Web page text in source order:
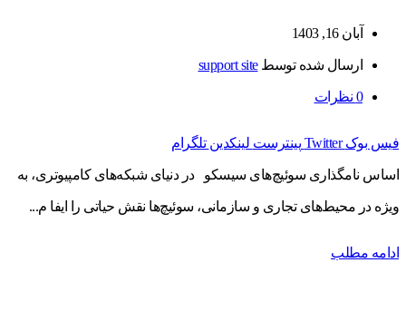
آبان 16, 1403
ارسال شده توسطsupport site
0 نظرات
فیس بوک Twitter پینترست لینکدین تلگرام
اساس نامگذاری سوئیچ‌های سیسکو در دنیای شبکه‌های کامپیوتری، به
ویژه در محیط‌های تجاری و سازمانی، سوئیچ‌ها نقش حیاتی را ایفا م...
ادامه مطلب